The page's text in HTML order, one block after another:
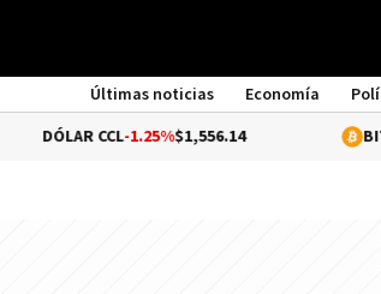
Últimas noticias Economía
-1.25%$1,556.14